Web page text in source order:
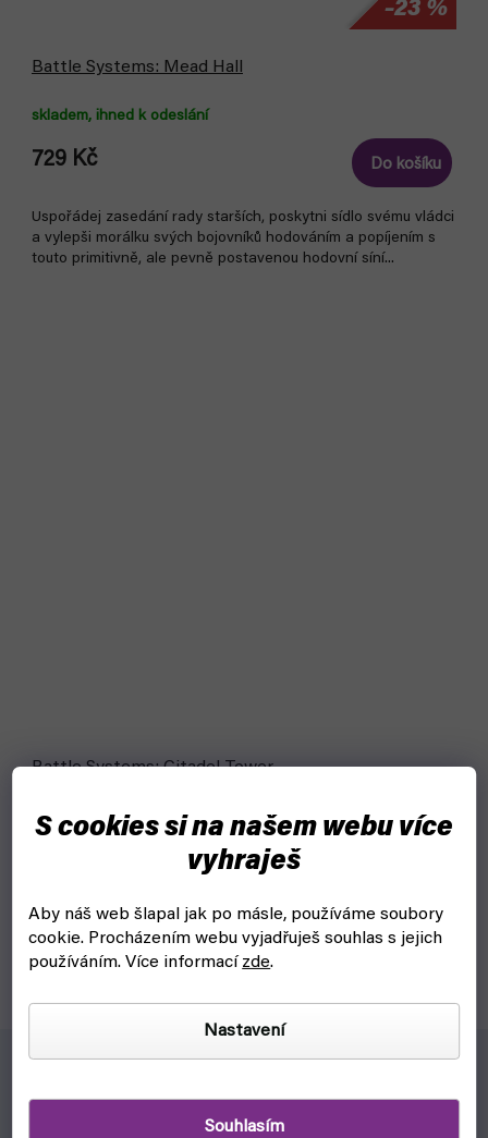
S cookies si na našem webu více
vyhraješ
Aby náš web šlapal jak po másle, používáme soubory
cookie. Procházením webu vyjadřuješ souhlas s jejich
používáním. Více informací zde.
Nastavení
Souhlasím
–23 %
Battle Systems: Mead Hall
skladem, ihned k odeslání
729 Kč Do košíku
Uspořádej zasedání rady starších, poskytni sídlo svému vládci
a vylepši morálku svých bojovníků hodováním a popíjením s
touto primitivně, ale pevně postavenou hodovní síní...
Battle Systems: Citadel Tower
skladem, ihned k odeslání
Každá figurková hra potřebuje pořádnou scenérii. Posilni
hradby svojí pevnosti, přidej perfektně zásobovanou strážní
věž a můžeš zahájit krycí palbu proti nepříteli s Battle...